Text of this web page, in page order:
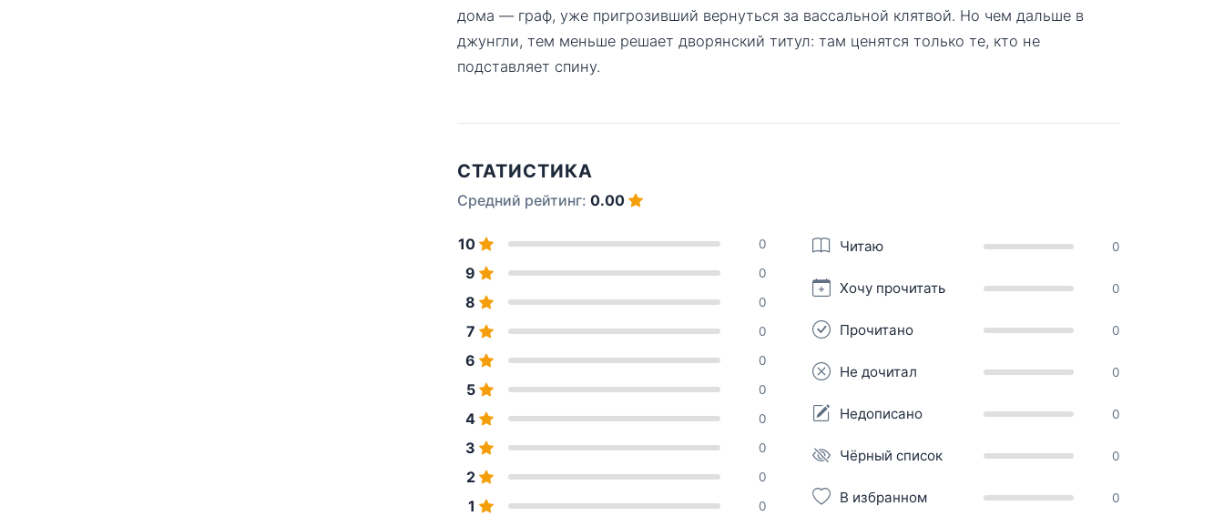
дома — граф, уже пригрозивший вернуться за вассальной клятвой. Но чем дальше в
джунгли, тем меньше решает дворянский титул: там ценятся только те, кто не
подставляет спину.
СТАТИСТИКА
Средний рейтинг: 0.00
10 0
9 0
8 0
7 0
6 0
5 0
4 0
3 0
2 0
1 0
Читаю 0
Хочу прочитать 0
Прочитано 0
Не дочитал 0
Недописано 0
Чёрный список 0
В избранном 0